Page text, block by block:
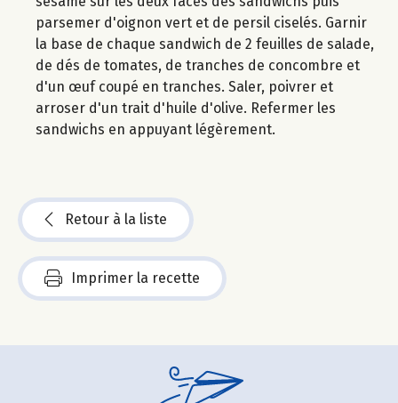
parsemer d'oignon vert et de persil ciselés. Garnir
la base de chaque sandwich de 2 feuilles de salade,
de dés de tomates, de tranches de concombre et
d'un œuf coupé en tranches. Saler, poivrer et
arroser d'un trait d'huile d'olive. Refermer les
sandwichs en appuyant légèrement.
Retour à la liste
Imprimer la recette